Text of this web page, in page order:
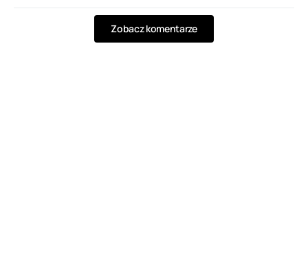
Zobacz komentarze